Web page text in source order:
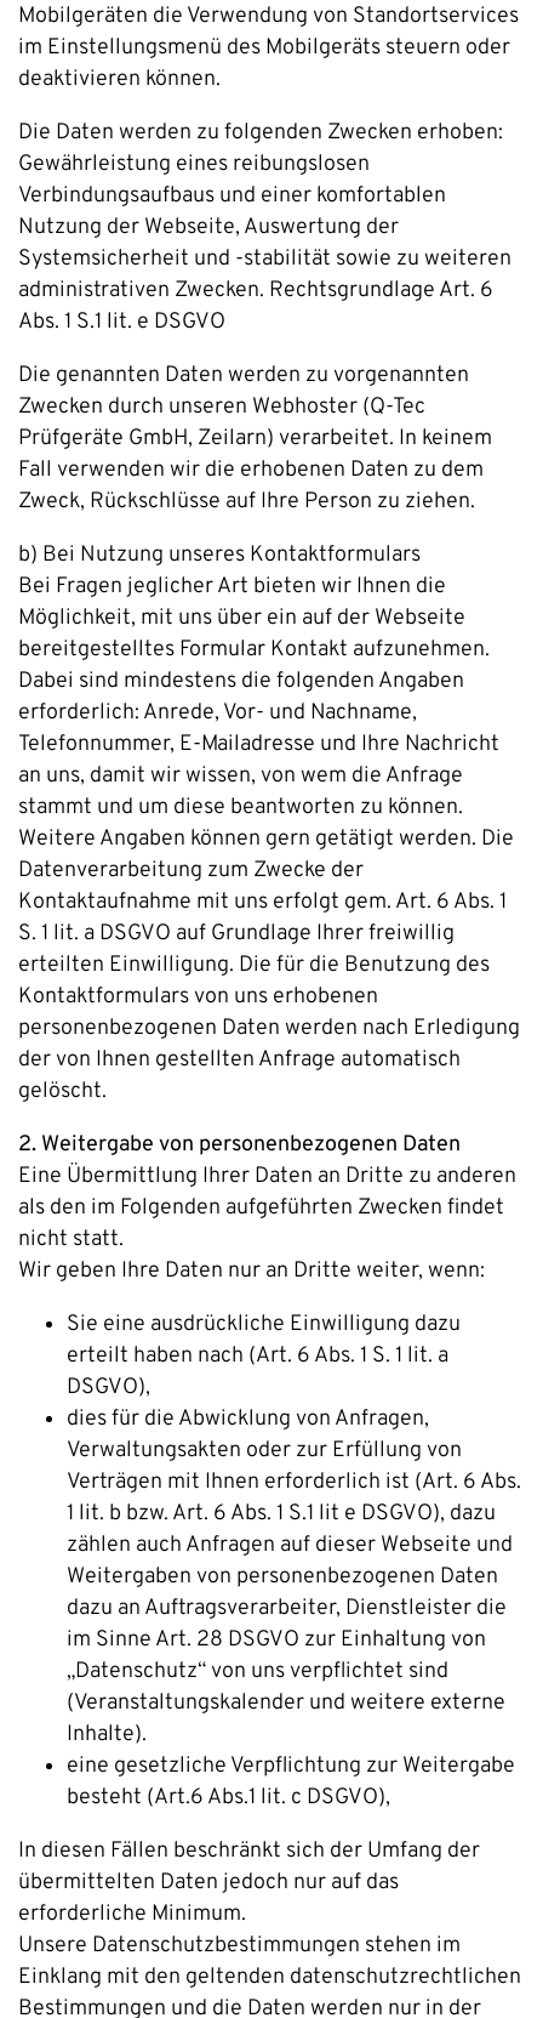
Mobilgeräten die Verwendung von Standortservices
im Einstellungsmenü des Mobilgeräts steuern oder
deaktivieren können.
Die Daten werden zu folgenden Zwecken erhoben:
Gewährleistung eines reibungslosen
Verbindungsaufbaus und einer komfortablen
Nutzung der Webseite, Auswertung der
Systemsicherheit und -stabilität sowie zu weiteren
administrativen Zwecken. Rechtsgrundlage Art. 6
Abs. 1 S.1 lit. e DSGVO
Die genannten Daten werden zu vorgenannten
Zwecken durch unseren Webhoster (Q-Tec
Prüfgeräte GmbH, Zeilarn) verarbeitet. In keinem
Fall verwenden wir die erhobenen Daten zu dem
Zweck, Rückschlüsse auf Ihre Person zu ziehen.
b) Bei Nutzung unseres Kontaktformulars
Bei Fragen jeglicher Art bieten wir Ihnen die
Möglichkeit, mit uns über ein auf der Webseite
bereitgestelltes Formular Kontakt aufzunehmen.
Dabei sind mindestens die folgenden Angaben
erforderlich: Anrede, Vor- und Nachname,
Telefonnummer, E-Mailadresse und Ihre Nachricht
an uns, damit wir wissen, von wem die Anfrage
stammt und um diese beantworten zu können.
Weitere Angaben können gern getätigt werden. Die
Datenverarbeitung zum Zwecke der
Kontaktaufnahme mit uns erfolgt gem. Art. 6 Abs. 1
S. 1 lit. a DSGVO auf Grundlage Ihrer freiwillig
erteilten Einwilligung. Die für die Benutzung des
Kontaktformulars von uns erhobenen
personenbezogenen Daten werden nach Erledigung
der von Ihnen gestellten Anfrage automatisch
gelöscht.
2. Weitergabe von personenbezogenen Daten
Eine Übermittlung Ihrer Daten an Dritte zu anderen
als den im Folgenden aufgeführten Zwecken findet
nicht statt.
Wir geben Ihre Daten nur an Dritte weiter, wenn:
Sie eine ausdrückliche Einwilligung dazu
erteilt haben nach (Art. 6 Abs. 1 S. 1 lit. a
DSGVO),
dies für die Abwicklung von Anfragen,
Verwaltungsakten oder zur Erfüllung von
Verträgen mit Ihnen erforderlich ist (Art. 6 Abs.
1 lit. b bzw. Art. 6 Abs. 1 S.1 lit e DSGVO), dazu
zählen auch Anfragen auf dieser Webseite und
Weitergaben von personenbezogenen Daten
dazu an Auftragsverarbeiter, Dienstleister die
im Sinne Art. 28 DSGVO zur Einhaltung von
„Datenschutz“ von uns verpflichtet sind
(Veranstaltungskalender und weitere externe
Inhalte).
eine gesetzliche Verpflichtung zur Weitergabe
besteht (Art.6 Abs.1 lit. c DSGVO),
In diesen Fällen beschränkt sich der Umfang der
übermittelten Daten jedoch nur auf das
erforderliche Minimum.
Unsere Datenschutzbestimmungen stehen im
Einklang mit den geltenden datenschutzrechtlichen
Bestimmungen und die Daten werden nur in der